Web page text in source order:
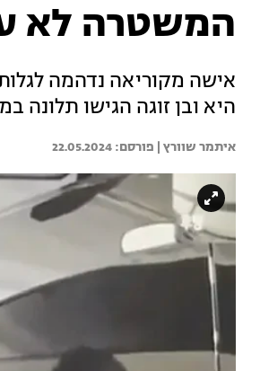
המשטרה לא
אישה מקוריאה נדהמה
היא ובן זוגה הגישו
איתמר שוורץ | 22.05.2024